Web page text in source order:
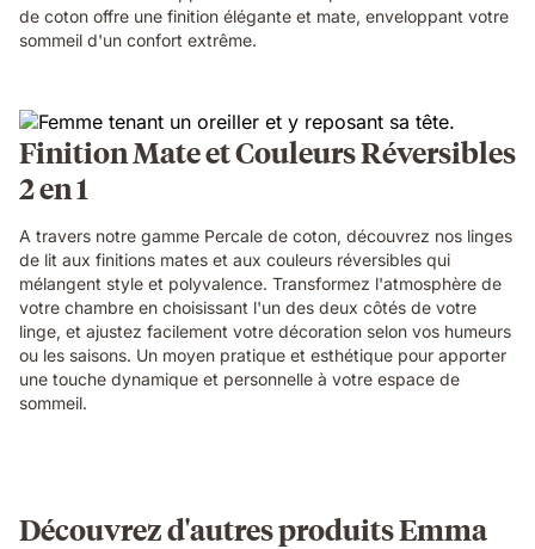
de coton offre une finition élégante et mate, enveloppant votre
sommeil d'un confort extrême.
Finition Mate et Couleurs Réversibles
2 en 1
A travers notre gamme Percale de coton, découvrez nos linges
de lit aux finitions mates et aux couleurs réversibles qui
mélangent style et polyvalence. Transformez l'atmosphère de
votre chambre en choisissant l'un des deux côtés de votre
linge, et ajustez facilement votre décoration selon vos humeurs
ou les saisons. Un moyen pratique et esthétique pour apporter
une touche dynamique et personnelle à votre espace de
sommeil.
Découvrez d'autres produits Emma